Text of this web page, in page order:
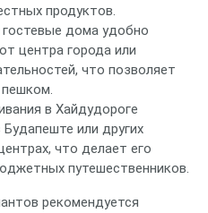
продуктов.
дома удобно
центра города или
что позволяет
в Хайдудороге
или других
что делает его
путешественников.
рекомендуется